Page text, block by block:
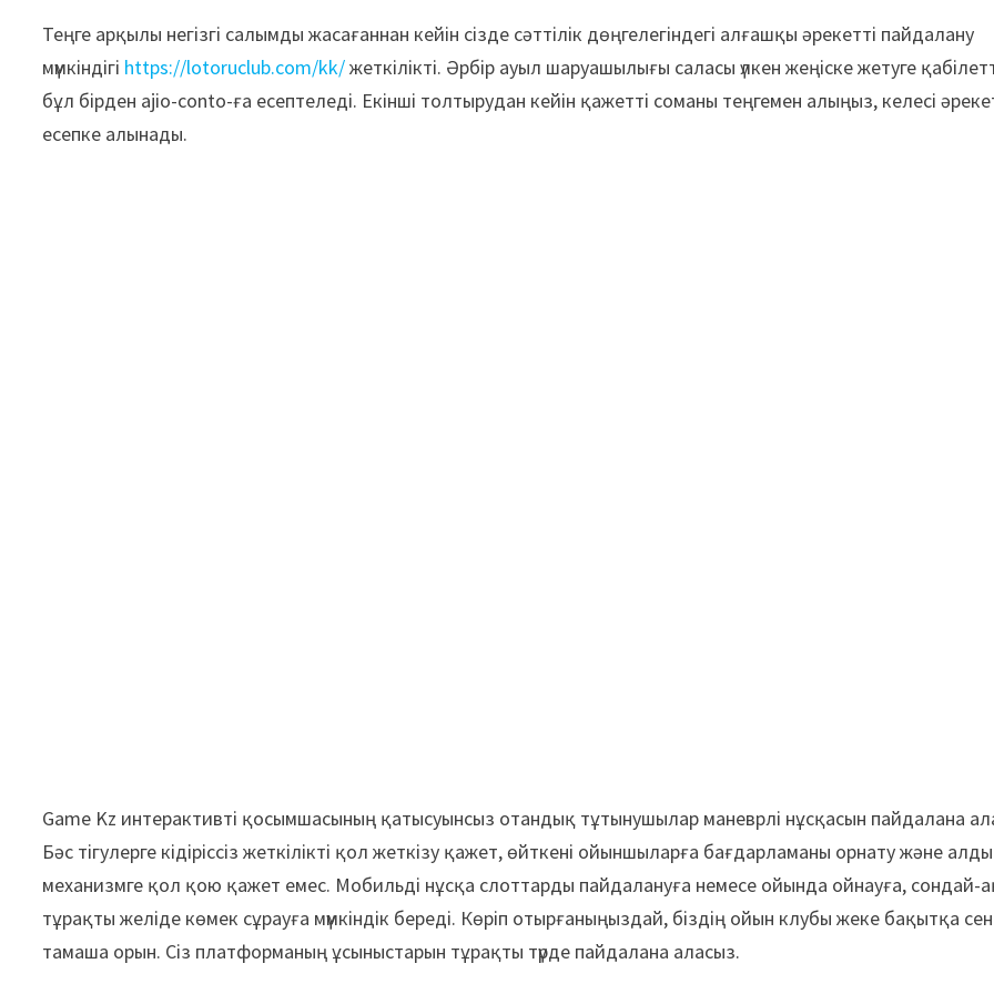
Теңге арқылы негізгі салымды жасағаннан кейін сізде сәттілік дөңгелегіндегі алғашқы әрекетті пайдалану
мүмкіндігі https://lotoruclub.com/kk/жеткілікті. Әрбір ауыл шаруашылығы саласы үлкен жеңіске жетуге
бұл бірден ajio-conto-ға есептеледі. Екінші толтырудан кейін қажетті соманы теңгемен алыңыз, келесі
есепке алынады.
Game Kz интерактивті қосымшасының қатысуынсыз отандық тұтынушылар маневрлі нұсқасын пайдалана
Бәс тігулерге кідіріссіз жеткілікті қол жеткізу қажет, өйткені ойыншыларға бағдарламаны орнату және
механизмге қол қою қажет емес. Мобильді нұсқа слоттарды пайдалануға немесе ойында ойнауға, сондай-
тұрақты желіде көмек сұрауға мүмкіндік береді. Көріп отырғаныңыздай, біздің ойын клубы жеке бақытқа
тамаша орын. Сіз платформаның ұсыныстарын тұрақты түрде пайдалана аласыз.